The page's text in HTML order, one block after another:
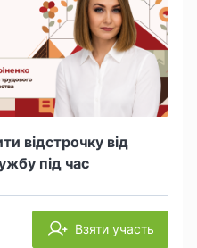
відстрочку від
під час
Взяти участь